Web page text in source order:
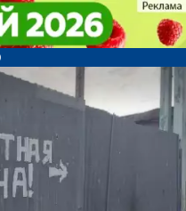
отправили в
отправили в